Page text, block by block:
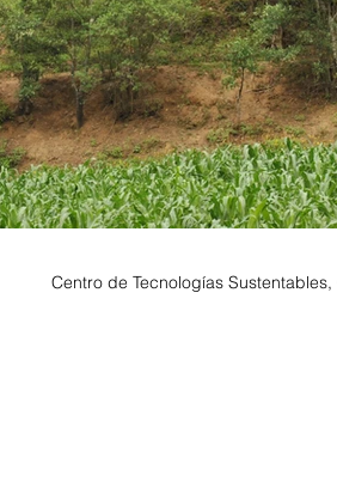
Centro de Tecnologías Sustentables,